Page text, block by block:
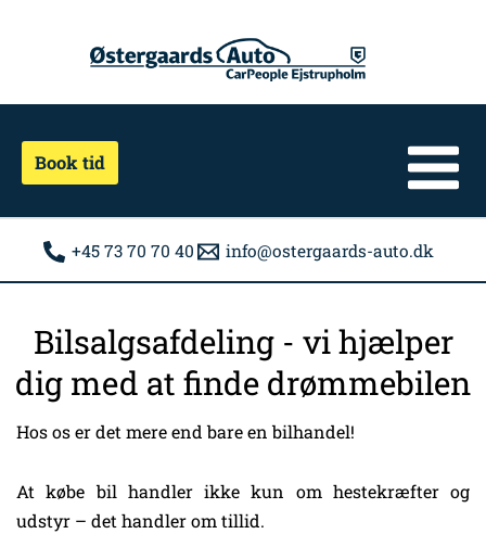
Book tid
+45 73 70 70 40 info@ostergaards-auto.dk
Bilsalgsafdeling - vi hjælper
dig med at finde drømmebilen
Hos os er det mere end bare en bilhandel!
At købe bil handler ikke kun om hestekræfter og
udstyr – det handler om tillid.